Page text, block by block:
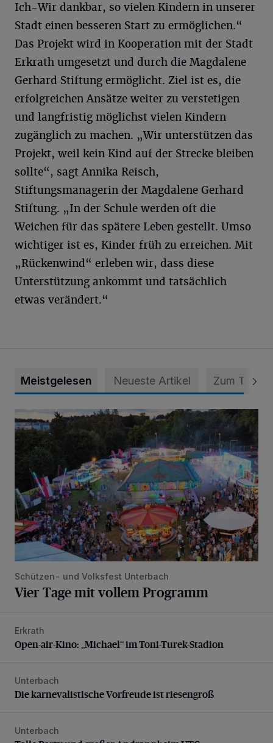
Ich-Wir dankbar, so vielen Kindern in unserer
Stadt einen besseren Start zu ermöglichen.“
Das Projekt wird in Kooperation mit der Stadt
Erkrath umgesetzt und durch die Magdalene
Gerhard Stiftung ermöglicht. Ziel ist es, die
erfolgreichen Ansätze weiter zu verstetigen
und langfristig möglichst vielen Kindern
zugänglich zu machen. „Wir unterstützen das
Projekt, weil kein Kind auf der Strecke bleiben
sollte“, sagt Annika Reisch,
Stiftungsmanagerin der Magdalene Gerhard
Stiftung. „In der Schule werden oft die
Weichen für das spätere Leben gestellt. Umso
wichtiger ist es, Kinder früh zu erreichen. Mit
„Rückenwind“ erleben wir, dass diese
Unterstützung ankommt und tatsächlich
etwas verändert.“
Meistgelesen Neueste Artikel Zum Thema
Vier Tage mit vollem Programm
Schützen- und Volksfest Unterbach
Vier Tage mit vollem Programm
Open-air-Kino: „Michael“ im Toni-Turek-Stadion
Erkrath
Open-air-Kino: „Michael“ im Toni-Turek-Stadion
Die karnevalistische Vorfreude ist riesengroß
Unterbach
Die karnevalistische Vorfreude ist riesengroß
Tolle Party und großer Andrang beim UTC
Unterbach